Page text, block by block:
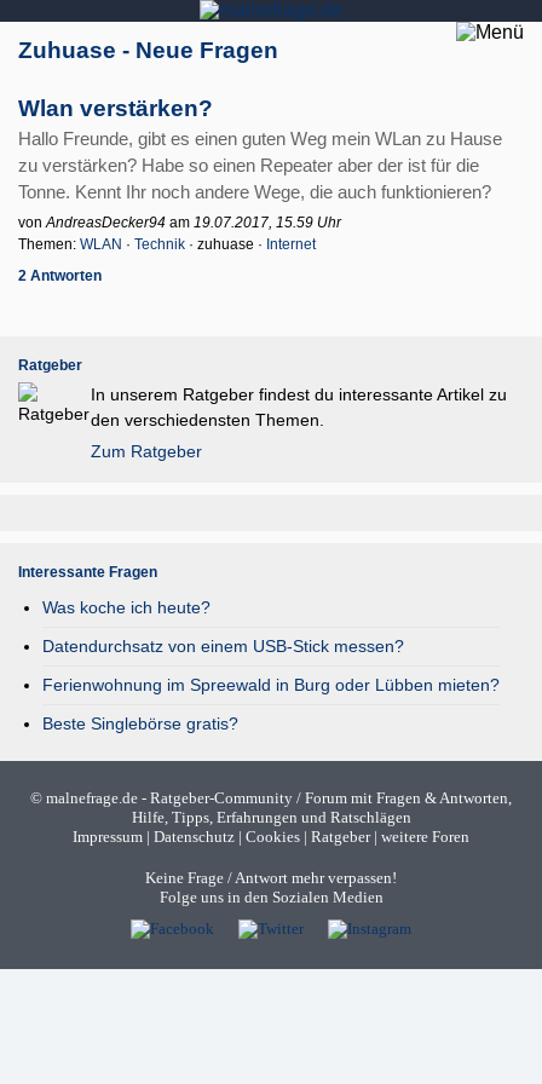
Zuhuase - Neue Fragen
Wlan verstärken?
Hallo Freunde, gibt es einen guten Weg mein WLan zu Hause
zu verstärken? Habe so einen Repeater aber der ist für die
Tonne. Kennt Ihr noch andere Wege, die auch funktionieren?
vonAndreasDecker94 am 19.07.2017, 15.59 Uhr
Themen: WLAN · Technik · zuhuase · Internet
2 Antworten
Ratgeber
In unserem Ratgeber findest du interessante Artikel zu
den verschiedensten Themen.
Zum Ratgeber
Interessante Fragen
Was koche ich heute?
Datendurchsatz von einem USB-Stick messen?
Ferienwohnung im Spreewald in Burg oder Lübben mieten?
Beste Singlebörse gratis?
© malnefrage.de - Ratgeber-Community / Forum mit Fragen & Antworten,
Hilfe, Tipps, Erfahrungen und Ratschlägen
Impressum | Datenschutz | Cookies | Ratgeber| weitere Foren
Keine Frage / Antwort mehr verpassen!
Folge uns in den Sozialen Medien